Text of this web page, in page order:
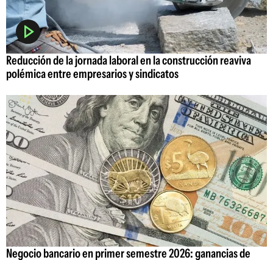
Reducción de la jornada laboral en la construcción reaviva
polémica entre empresarios y sindicatos
Negocio bancario en primer semestre 2026: ganancias de